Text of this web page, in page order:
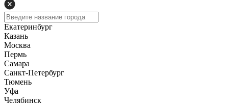
Екатеринбург
Казань
Москва
Пермь
Самара
Санкт-Петербург
Тюмень
Уфа
Челябинск